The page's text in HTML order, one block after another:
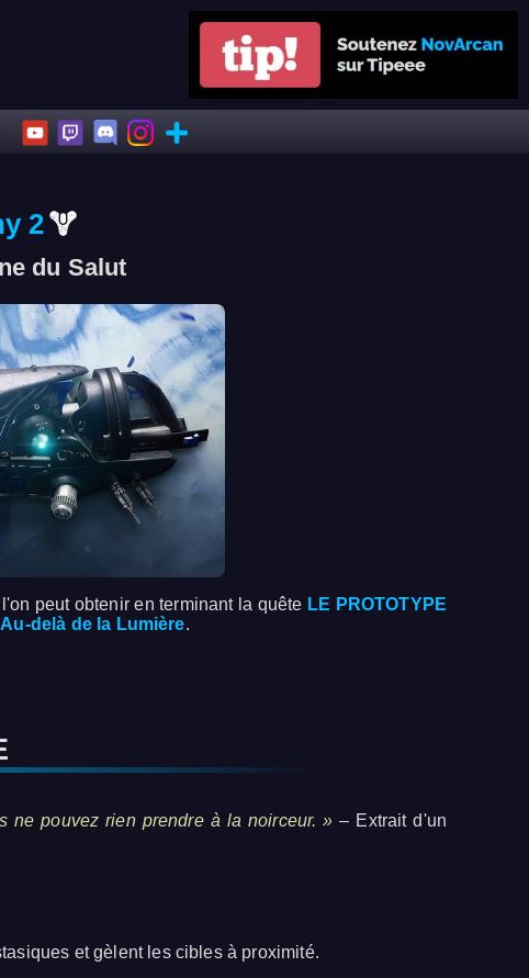
2
du Salut
peut obtenir en terminant la quête LE PROTOTYPE
Au-delà de la Lumière.
ne pouvez rien prendre à la noirceur. » – Extrait d'un
et gèlent les cibles à proximité.